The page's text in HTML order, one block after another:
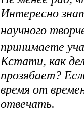
Интересно
научного
принимаете
Кстати, как
прозябает?
время от
отвечать.